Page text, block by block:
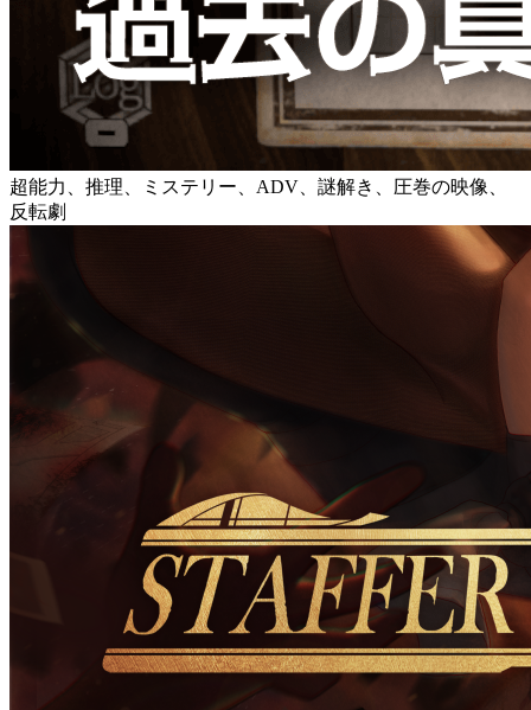
超能力、推理、ミステリー、ADV、謎解き、圧巻の映像、
反転劇